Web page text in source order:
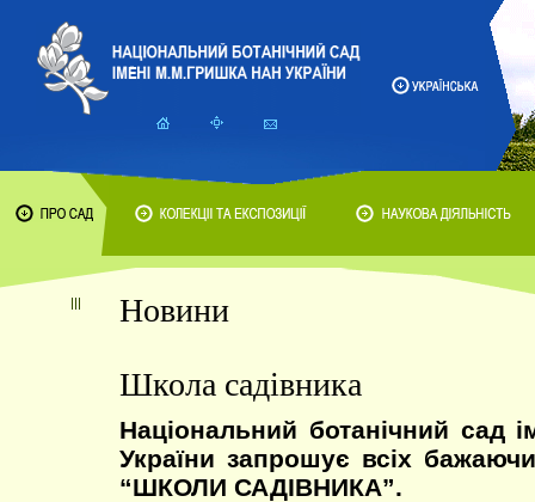
Новини
Школа садівника
Національний ботанічний сад
України запрошує всіх
“ШКОЛИ САДІВНИКА”.